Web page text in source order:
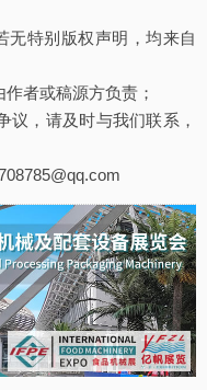
无特别版权声明，均来自
者或稿源方负责；
议，请及时与我们联系，